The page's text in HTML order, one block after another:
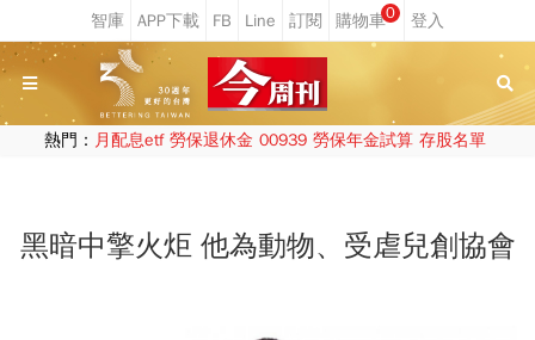
0
熱門： 月配息etf 勞保退休金 00939 勞保年金試算 存股名單
黑暗中擎火炬 他為動物、受虐兒創協會